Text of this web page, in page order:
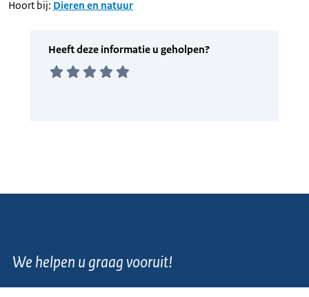
Hoort bij: Dieren en natuur
We helpen u graag vooruit!